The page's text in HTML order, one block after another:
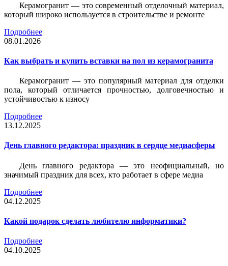
Керамогранит — это современный отделочный материал,
который широко используется в строительстве и ремонте
Подробнее
08.01.2026
Как выбрать и купить вставки на пол из керамогранита
Керамогранит — это популярный материал для отделки
пола, который отличается прочностью, долговечностью и
устойчивостью к износу
Подробнее
13.12.2025
День главного редактора: праздник в сердце медиасферы
День главного редактора — это неофициальный, но
значимый праздник для всех, кто работает в сфере медиа
Подробнее
04.12.2025
Какой подарок сделать любителю информатики?
Подробнее
04.10.2025